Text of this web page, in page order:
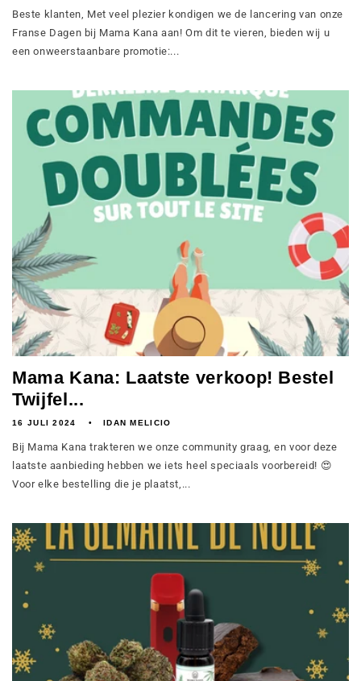
Beste klanten, Met veel plezier kondigen we de lancering van onze
Franse Dagen bij Mama Kana aan! Om dit te vieren, bieden wij u
een onweerstaanbare promotie:...
Mama Kana: Laatste verkoop! Bestel
Twijfel...
16 JULI 2024 IDAN MELICIO
Bij Mama Kana trakteren we onze community graag, en voor deze
laatste aanbieding hebben we iets heel speciaals voorbereid! 😍
Voor elke bestelling die je plaatst,...